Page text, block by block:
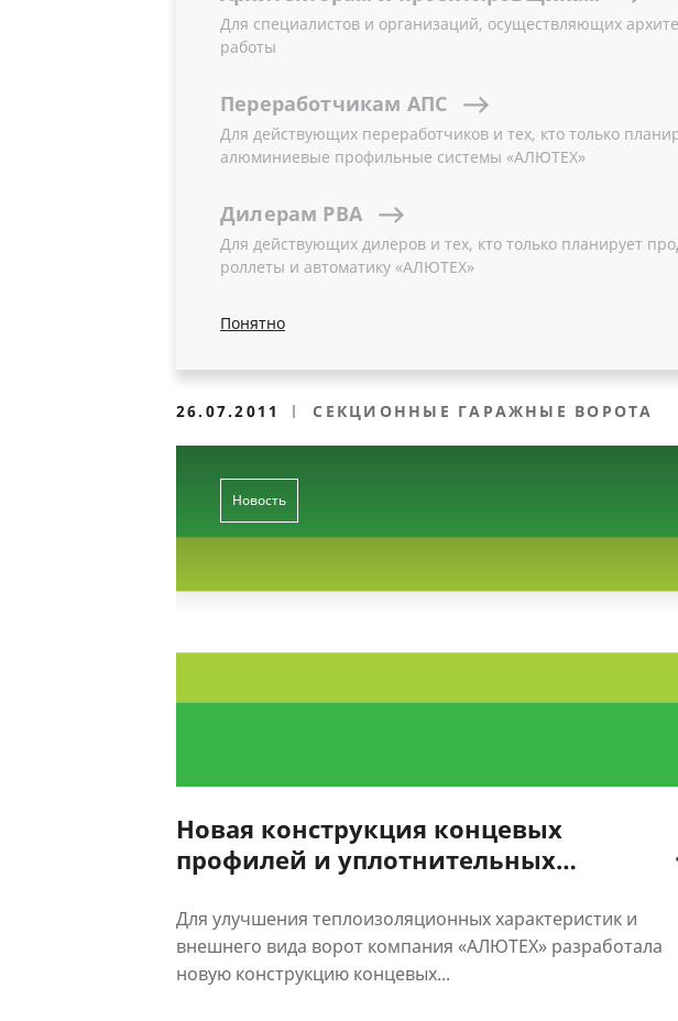
Для специалистов и организаций, осуществляющих
работы
Переработчикам АПС
Для действующих переработчиков и тех, кто только
алюминиевые профильные системы «АЛЮТЕХ»
Дилерам РВА
Для действующих дилеров и тех, кто только планирует
роллеты и автоматику «АЛЮТЕХ»
Понятно
Новость
26.07.2011 СЕКЦИОННЫЕ ГАРАЖНЫЕ ВОРОТА
Новость
Новая конструкция концевых
профилей и уплотнительных
«АЛЮТЕХ»
Для улучшения теплоизоляционных характеристик и
внешнего вида ворот компания «АЛЮТЕХ» разработала
новую конструкцию концевых...